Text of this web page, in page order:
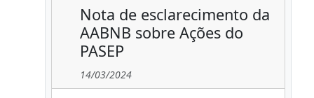
Nota de esclarecimento da
AABNB sobre Ações do
PASEP
14/03/2024